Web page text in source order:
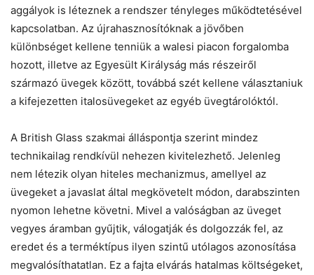
aggályok is léteznek a rendszer tényleges működtetésével
kapcsolatban. Az újrahasznosítóknak a jövőben
különbséget kellene tenniük a walesi piacon forgalomba
hozott, illetve az Egyesült Királyság más részeiről
származó üvegek között, továbbá szét kellene választaniuk
a kifejezetten italosüvegeket az egyéb üvegtárolóktól.
A British Glass szakmai álláspontja szerint mindez
technikailag rendkívül nehezen kivitelezhető. Jelenleg
nem létezik olyan hiteles mechanizmus, amellyel az
üvegeket a javaslat által megkövetelt módon, darabszinten
nyomon lehetne követni. Mivel a valóságban az üveget
vegyes áramban gyűjtik, válogatják és dolgozzák fel, az
eredet és a terméktípus ilyen szintű utólagos azonosítása
megvalósíthatatlan. Ez a fajta elvárás hatalmas költségeket,